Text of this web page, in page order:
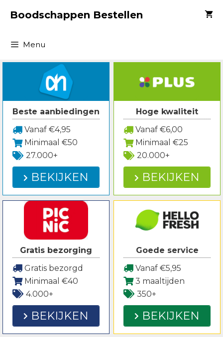
naarBoodschappen Bestellen
Menu
Beste aanbiedingen
Vanaf €4,95
Minimaal €50
27.000+
BEKIJKEN
Hoge kwaliteit
Vanaf €6,00
Minimaal €25
20.000+
BEKIJKEN
Gratis bezorging
Gratis bezorgd
Minimaal €40
4.000+
BEKIJKEN
Goede service
Vanaf €5,95
3 maaltijden
350+
BEKIJKEN